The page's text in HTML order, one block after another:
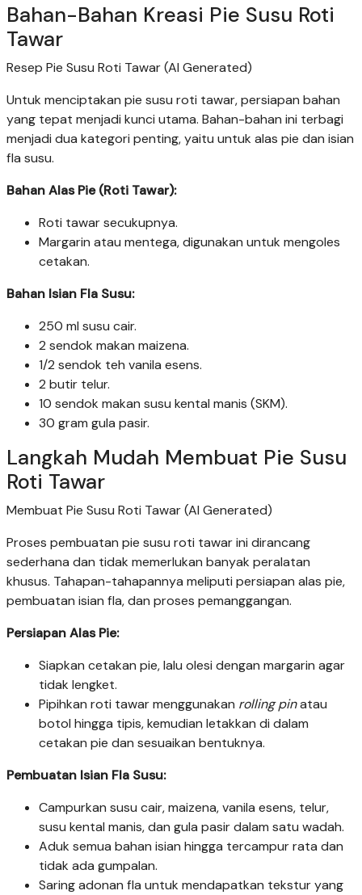
Bahan-Bahan Kreasi Pie Susu Roti
Tawar
Resep Pie Susu Roti Tawar (AI Generated)
Untuk menciptakan pie susu roti tawar, persiapan bahan
yang tepat menjadi kunci utama. Bahan-bahan ini terbagi
menjadi dua kategori penting, yaitu untuk alas pie dan isian
fla susu.
Bahan Alas Pie (Roti Tawar):
Roti tawar secukupnya.
Margarin atau mentega, digunakan untuk mengoles
cetakan.
Bahan Isian Fla Susu:
250 ml susu cair.
2 sendok makan maizena.
1/2 sendok teh vanila esens.
2 butir telur.
10 sendok makan susu kental manis (SKM).
30 gram gula pasir.
Langkah Mudah Membuat Pie Susu
Roti Tawar
Membuat Pie Susu Roti Tawar (AI Generated)
Proses pembuatan pie susu roti tawar ini dirancang
sederhana dan tidak memerlukan banyak peralatan
khusus. Tahapan-tahapannya meliputi persiapan alas pie,
pembuatan isian fla, dan proses pemanggangan.
Persiapan Alas Pie:
Siapkan cetakan pie, lalu olesi dengan margarin agar
tidak lengket.
Pipihkan roti tawar menggunakan rolling pinatau
botol hingga tipis, kemudian letakkan di dalam
cetakan pie dan sesuaikan bentuknya.
Pembuatan Isian Fla Susu:
Campurkan susu cair, maizena, vanila esens, telur,
susu kental manis, dan gula pasir dalam satu wadah.
Aduk semua bahan isian hingga tercampur rata dan
tidak ada gumpalan.
Saring adonan fla untuk mendapatkan tekstur yang